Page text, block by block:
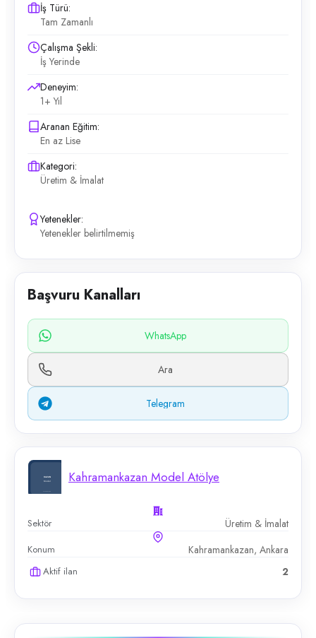
İş Türü:
Tam Zamanlı
Çalışma Şekli:
İş Yerinde
Deneyim:
1+ Yıl
Aranan Eğitim:
En az Lise
Kategori:
Üretim & İmalat
Yetenekler:
Yetenekler belirtilmemiş
Başvuru Kanalları
WhatsApp
Ara
Telegram
Kahramankazan Model Atölye
Sektör Üretim & İmalat
Konum Kahramankazan, Ankara
Aktif ilan 2